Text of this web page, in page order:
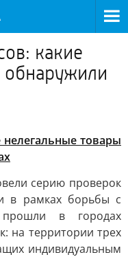
какие
обнаружили
товары
серию проверок
в рамках борьбы с
в городах
на территории трех
индивидуальным